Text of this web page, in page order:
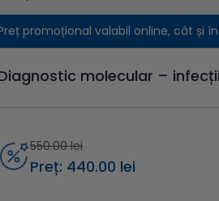
promoțional valabil online, cât și
molecular –
550.00 lei
Preț: 440.00 lei